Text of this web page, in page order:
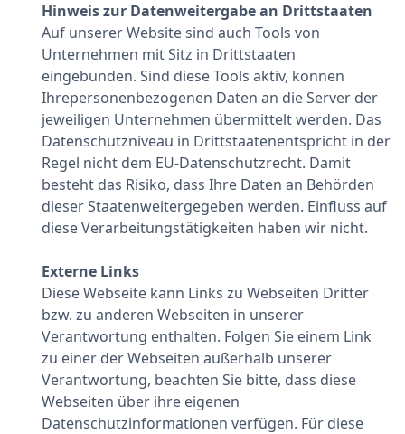
Hinweis zur Datenweitergabe an Drittstaaten
Auf unserer Website sind auch Tools von
Unternehmen mit Sitz in Drittstaaten
eingebunden. Sind diese Tools aktiv, können
Ihrepersonenbezogenen Daten an die Server der
jeweiligen Unternehmen übermittelt werden. Das
Datenschutzniveau in Drittstaatenentspricht in der
Regel nicht dem EU-Datenschutzrecht. Damit
besteht das Risiko, dass Ihre Daten an Behörden
dieser Staatenweitergegeben werden. Einfluss auf
diese Verarbeitungstätigkeiten haben wir nicht.
Externe Links
Diese Webseite kann Links zu Webseiten Dritter
bzw. zu anderen Webseiten in unserer
Verantwortung enthalten. Folgen Sie einem Link
zu einer der Webseiten außerhalb unserer
Verantwortung, beachten Sie bitte, dass diese
Webseiten über ihre eigenen
Datenschutzinformationen verfügen. Für diese